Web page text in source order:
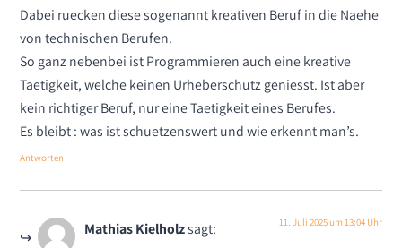
Dabei ruecken diese sogenannt kreativen Beruf in die Naehe
von technischen Berufen.
So ganz nebenbei ist Programmieren auch eine kreative
Taetigkeit, welche keinen Urheberschutz geniesst. Ist aber
kein richtiger Beruf, nur eine Taetigkeit eines Berufes.
Es bleibt : was ist schuetzenswert und wie erkennt man’s.
Antworten
Mathias Kielholzsagt: 11. Juli 2025 um 13:04 Uhr